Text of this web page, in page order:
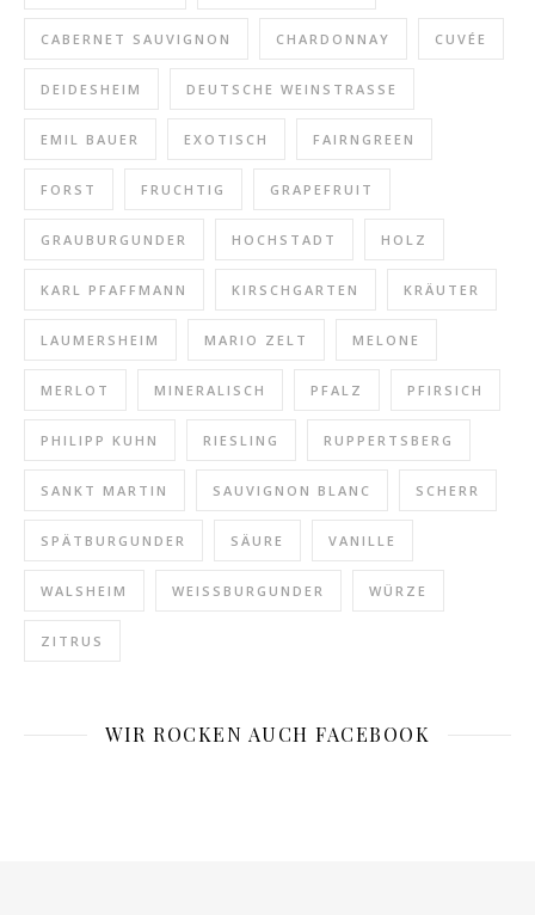
CABERNET SAUVIGNON CHARDONNAY CUVÉE
DEIDESHEIM DEUTSCHE WEINSTRASSE
EMIL BAUER EXOTISCH FAIRNGREEN
FORST FRUCHTIG GRAPEFRUIT
GRAUBURGUNDER HOCHSTADT HOLZ
KARL PFAFFMANN KIRSCHGARTEN KRÄUTER
LAUMERSHEIM MARIO ZELT MELONE
MERLOT MINERALISCH PFALZ PFIRSICH
PHILIPP KUHN RIESLING RUPPERTSBERG
SANKT MARTIN SAUVIGNON BLANC SCHERR
SPÄTBURGUNDER SÄURE VANILLE
WALSHEIM WEISSBURGUNDER WÜRZE
ZITRUS
WIR ROCKEN AUCH FACEBOOK